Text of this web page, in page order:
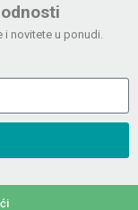
novitete u ponudi.